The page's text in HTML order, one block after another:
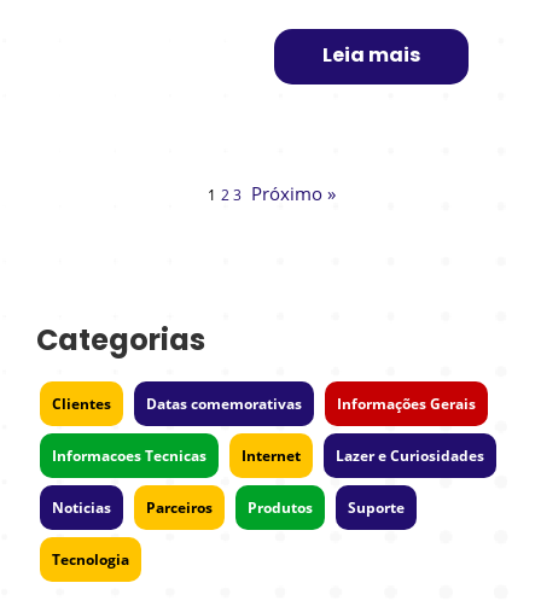
Leia mais
1 2 3 Próximo »
Categorias
Clientes Datas comemorativas Informações Gerais
Informacoes Tecnicas Internet Lazer e Curiosidades
Noticias Parceiros Produtos Suporte
Tecnologia